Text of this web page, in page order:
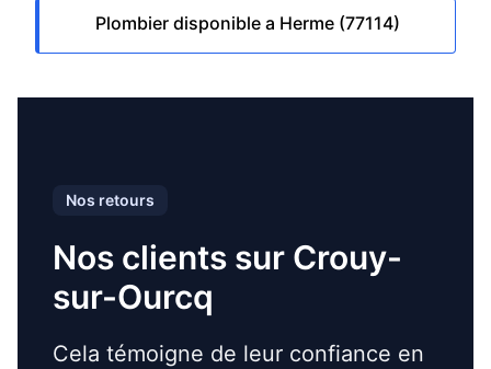
Plombier disponible a Herme (77114)
Nos retours
Nos clients sur Crouy-
sur-Ourcq
Cela témoigne de leur confiance en